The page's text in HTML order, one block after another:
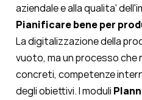
aziendale e alla qualita'
Pianificare bene per
La digitalizzazione della
vuoto, ma un processo che
concreti, competenze
degli obiettivi. I moduli